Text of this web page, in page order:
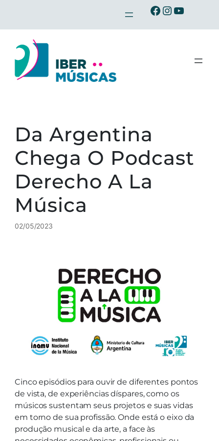
o
conteúdo
Ibermusicas no Facebook
Ibermusicas no Instagram
Ibermusicas no Youtube
Da Argentina
Chega O Podcast
Derecho A La
Música
02/05/2023
Cinco episódios para ouvir de diferentes pontos
de vista, de experiências díspares, como os
músicos sustentam seus projetos e suas vidas
em torno de sua profissão. Onde está o eixo da
produção musical e da arte, a face às